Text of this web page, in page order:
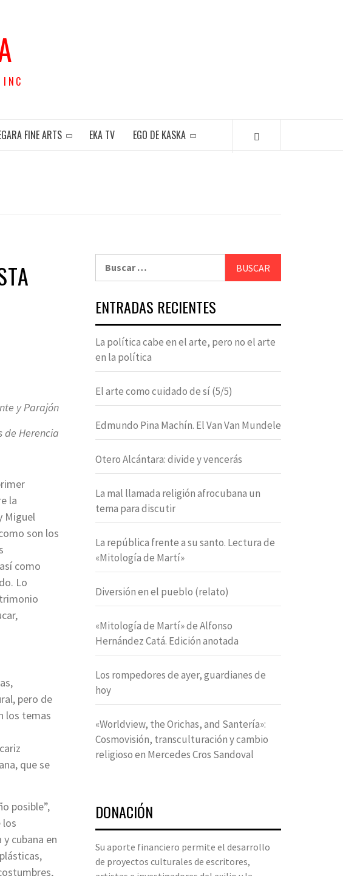
FINE ARTS EKA TV EGO DE KASKA
y Parajón
de Herencia
la
Miguel
son los
como
Lo
pero de
los temas
que se
posible”,
los
cubana en
ENTRADAS RECIENTES
La política cabe en el arte, pero no el arte
en la política
El arte como cuidado de sí (5/5)
Edmundo Pina Machín. El Van Van Mundele
Otero Alcántara: divide y vencerás
La mal llamada religión afrocubana un
tema para discutir
La república frente a su santo. Lectura de
«Mitología de Martí»
Diversión en el pueblo (relato)
«Mitología de Martí» de Alfonso
Hernández Catá. Edición anotada
Los rompedores de ayer, guardianes de
hoy
«Worldview, the Orichas, and Santería»:
Cosmovisión, transculturación y cambio
religioso en Mercedes Cros Sandoval
DONACIÓN
Su aporte financiero permite el desarrollo
de proyectos culturales de escritores,